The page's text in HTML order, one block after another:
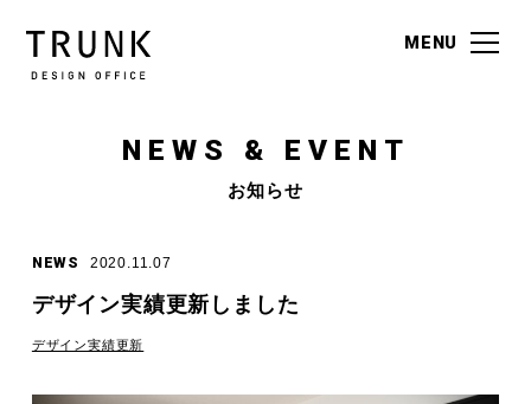
MENU
MENU
NEWS & EVENT
お知らせ
NEWS 2020.11.07
デザイン実績更新しました
デザイン実績更新